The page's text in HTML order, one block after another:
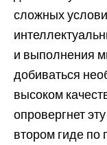
сложных
и выполнения
добиваться
высоком
опровергнет
втором гиде